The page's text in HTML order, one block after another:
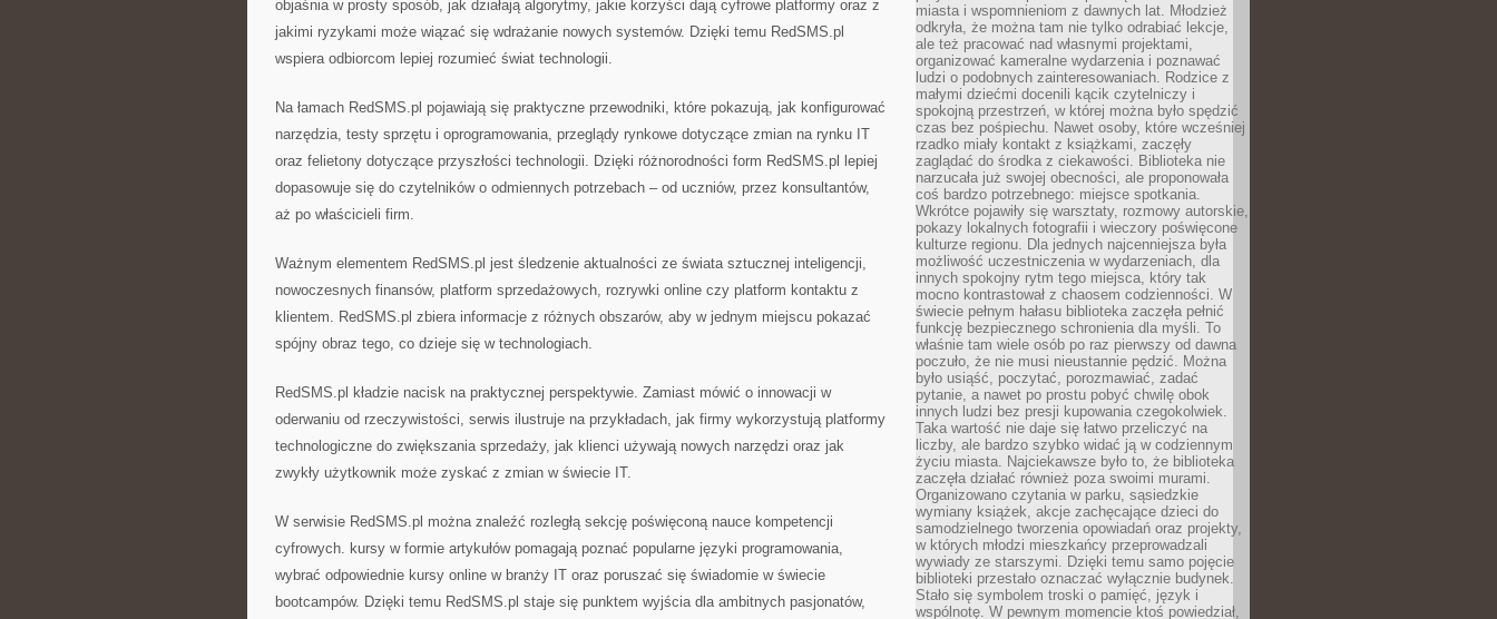
objaśnia w prosty sposób, jak działają algorytmy, jakie korzyści dają cyfrowe platformy oraz z
jakimi ryzykami może wiązać się wdrażanie nowych systemów. Dzięki temu RedSMS.pl
wspiera odbiorcom lepiej rozumieć świat technologii.
Na łamach RedSMS.pl pojawiają się praktyczne przewodniki, które pokazują, jak konfigurować
narzędzia, testy sprzętu i oprogramowania, przeglądy rynkowe dotyczące zmian na rynku IT
oraz felietony dotyczące przyszłości technologii. Dzięki różnorodności form RedSMS.pl lepiej
dopasowuje się do czytelników o odmiennych potrzebach – od uczniów, przez konsultantów,
aż po właścicieli firm.
Ważnym elementem RedSMS.pl jest śledzenie aktualności ze świata sztucznej inteligencji,
nowoczesnych finansów, platform sprzedażowych, rozrywki online czy platform kontaktu z
klientem. RedSMS.pl zbiera informacje z różnych obszarów, aby w jednym miejscu pokazać
spójny obraz tego, co dzieje się w technologiach.
RedSMS.pl kładzie nacisk na praktycznej perspektywie. Zamiast mówić o innowacji w
oderwaniu od rzeczywistości, serwis ilustruje na przykładach, jak firmy wykorzystują platformy
technologiczne do zwiększania sprzedaży, jak klienci używają nowych narzędzi oraz jak
zwykły użytkownik może zyskać z zmian w świecie IT.
W serwisie RedSMS.pl można znaleźć rozległą sekcję poświęconą nauce kompetencji
cyfrowych. kursy w formie artykułów pomagają poznać popularne języki programowania,
wybrać odpowiednie kursy online w branży IT oraz poruszać się świadomie w świecie
bootcampów. Dzięki temu RedSMS.pl staje się punktem wyjścia dla ambitnych pasjonatów,
miasta i wspomnieniom z dawnych lat. Młodzież
odkryła, że można tam nie tylko odrabiać lekcje,
ale też pracować nad własnymi projektami,
organizować kameralne wydarzenia i poznawać
ludzi o podobnych zainteresowaniach. Rodzice z
małymi dziećmi docenili kącik czytelniczy i
spokojną przestrzeń, w której można było spędzić
czas bez pośpiechu. Nawet osoby, które wcześniej
rzadko miały kontakt z książkami, zaczęły
zaglądać do środka z ciekawości. Biblioteka nie
narzucała już swojej obecności, ale proponowała
coś bardzo potrzebnego: miejsce spotkania.
Wkrótce pojawiły się warsztaty, rozmowy autorskie,
pokazy lokalnych fotografii i wieczory poświęcone
kulturze regionu. Dla jednych najcenniejsza była
możliwość uczestniczenia w wydarzeniach, dla
innych spokojny rytm tego miejsca, który tak
mocno kontrastował z chaosem codzienności. W
świecie pełnym hałasu biblioteka zaczęła pełnić
funkcję bezpiecznego schronienia dla myśli. To
właśnie tam wiele osób po raz pierwszy od dawna
poczuło, że nie musi nieustannie pędzić. Można
było usiąść, poczytać, porozmawiać, zadać
pytanie, a nawet po prostu pobyć chwilę obok
innych ludzi bez presji kupowania czegokolwiek.
Taka wartość nie daje się łatwo przeliczyć na
liczby, ale bardzo szybko widać ją w codziennym
życiu miasta. Najciekawsze było to, że biblioteka
zaczęła działać również poza swoimi murami.
Organizowano czytania w parku, sąsiedzkie
wymiany książek, akcje zachęcające dzieci do
samodzielnego tworzenia opowiadań oraz projekty,
w których młodzi mieszkańcy przeprowadzali
wywiady ze starszymi. Dzięki temu samo pojęcie
biblioteki przestało oznaczać wyłącznie budynek.
Stało się symbolem troski o pamięć, język i
wspólnotę. W pewnym momencie ktoś powiedział,